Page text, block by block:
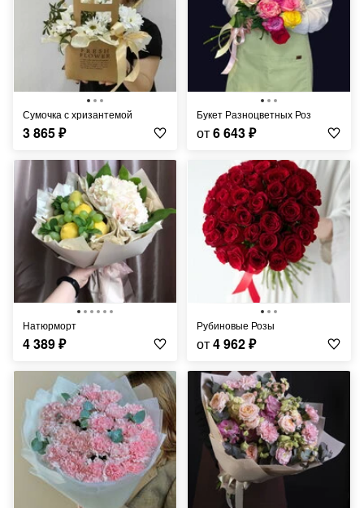
Сумочка с хризантемой
3 865₽
Букет Разноцветных Роз
от6 643₽
Натюрморт
4 389₽
Рубиновые Розы
от4 962₽